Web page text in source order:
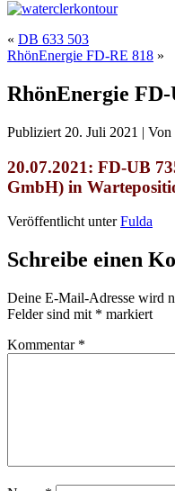
« DB 633 503
RhönEnergie FD-RE 818 »
RhönEnergie FD-
Publiziert 20. Juli 2021 | Von
20.07.2021: FD-UB
GmbH) in
Veröffentlicht unter Fulda
Schreibe einen
Deine E-Mail-Adresse wird
Felder sind mit * markiert
Kommentar *